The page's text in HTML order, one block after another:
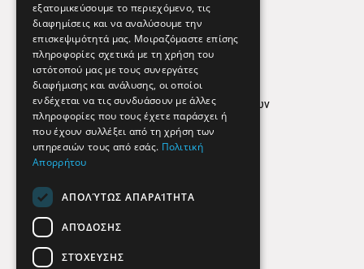
Απόρρητο
Όροι Χρήσης
Πολιτική προστασίας δεδομένων
Findhere
Social Media
εξατομικεύσουμε το περιεχόμενο, τις
διαφημίσεις και να αναλύσουμε την
επισκεψιμότητά μας. Μοιραζόμαστε επίσης
πληροφορίες σχετικά με τη χρήση του
ιστότοπού μας με τους συνεργάτες
διαφήμισης και ανάλυσης, οι οποίοι
ενδέχεται να τις συνδυάσουν με άλλες
πληροφορίες που τους έχετε παράσχει ή
που έχουν συλλέξει από τη χρήση των
υπηρεσιών τους από εσάς. Πολιτική
Απορρήτου
ΑΠΟΛΎΤΩΣ ΑΠΑΡΑΊΤΗΤΑ
ΑΠΌΔΟΣΗΣ
ΣΤΌΧΕΥΣΗΣ